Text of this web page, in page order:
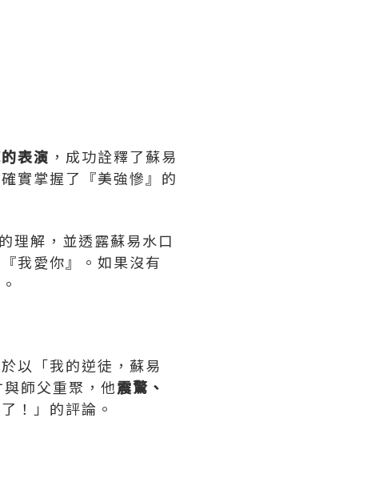
表演 ，成功詮釋了蘇易
實掌握了『美強慘』的
理解，並透露蘇易水口
我愛你』。如果沒有
以「我的逆徒，蘇易
師父重聚，他震驚、
！」的評論。